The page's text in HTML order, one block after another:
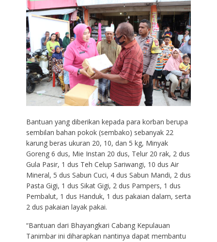
Bantuan yang diberikan kepada para korban berupa
sembilan bahan pokok (sembako) sebanyak 22
karung beras ukuran 20, 10, dan 5 kg, Minyak
Goreng 6 dus, Mie Instan 20 dus, Telur 20 rak, 2 dus
Gula Pasir, 1 dus Teh Celup Sariwangi, 10 dus Air
Mineral, 5 dus Sabun Cuci, 4 dus Sabun Mandi, 2 dus
Pasta Gigi, 1 dus Sikat Gigi, 2 dus Pampers, 1 dus
Pembalut, 1 dus Handuk, 1 dus pakaian dalam, serta
2 dus pakaian layak pakai.
“Bantuan dari Bhayangkari Cabang Kepulauan
Tanimbar ini diharapkan nantinya dapat membantu